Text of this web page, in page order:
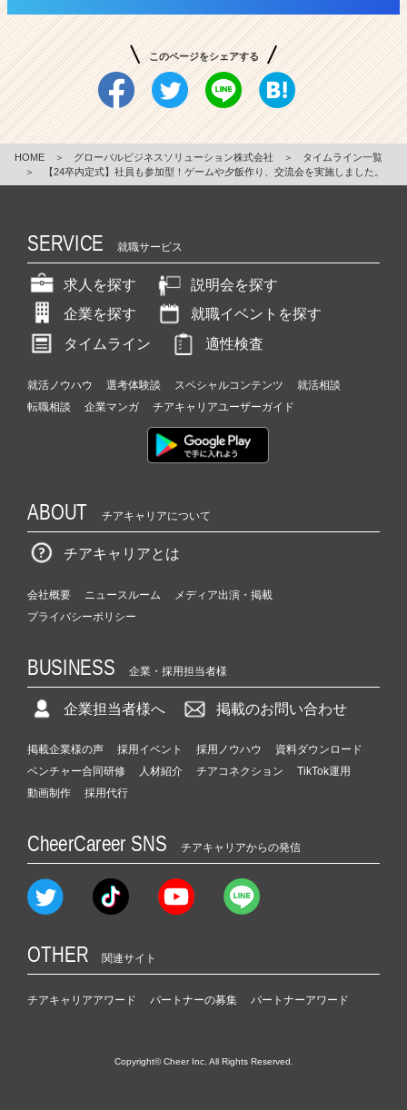
このページをシェアする
HOME ＞ グローバルビジネスソリューション株式会社 ＞
タイムライン一覧
＞
【24卒内定式】社員も参加型！ゲームや夕飯作り、交流会を実施しました。
SERVICE 就職サービス
求人を探す
説明会を探す
企業を探す
就職イベントを探す
タイムライン
適性検査
就活ノウハウ 選考体験談 スペシャルコンテンツ
就活相談
転職相談
企業マンガ チアキャリアユーザーガイド
ABOUT チアキャリアについて
チアキャリアとは
会社概要 ニュースルーム
メディア出演・掲載
プライバシーポリシー
BUSINESS 企業・採用担当者様
企業担当者様へ 掲載のお問い合わせ
掲載企業様の声 採用イベント 採用ノウハウ
資料ダウンロード
ベンチャー合同研修
人材紹介 チアコネクション
TikTok運用
動画制作
採用代行
CheerCareer SNS チアキャリアからの発信
OTHER 関連サイト
チアキャリアアワード パートナーの募集 パートナーアワード
Copyright© Cheer Inc. All Rights Reserved.